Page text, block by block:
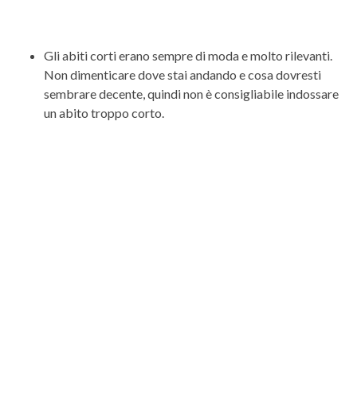
Gli abiti corti erano sempre di moda e molto rilevanti.
Non dimenticare dove stai andando e cosa dovresti
sembrare decente, quindi non è consigliabile indossare
un abito troppo corto.